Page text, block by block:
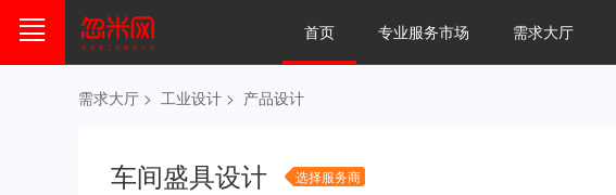
首页 专业服务市场 需求大厅
需求大厅 > 工业设计 > 产品设计
车间盛具设计 选择服务商